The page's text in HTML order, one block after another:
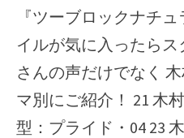
『ツーブロックナチ
イルが気に入ったら
さんの声だけでなく
マ別にご紹介！ 21 木
型：プライド・04 23